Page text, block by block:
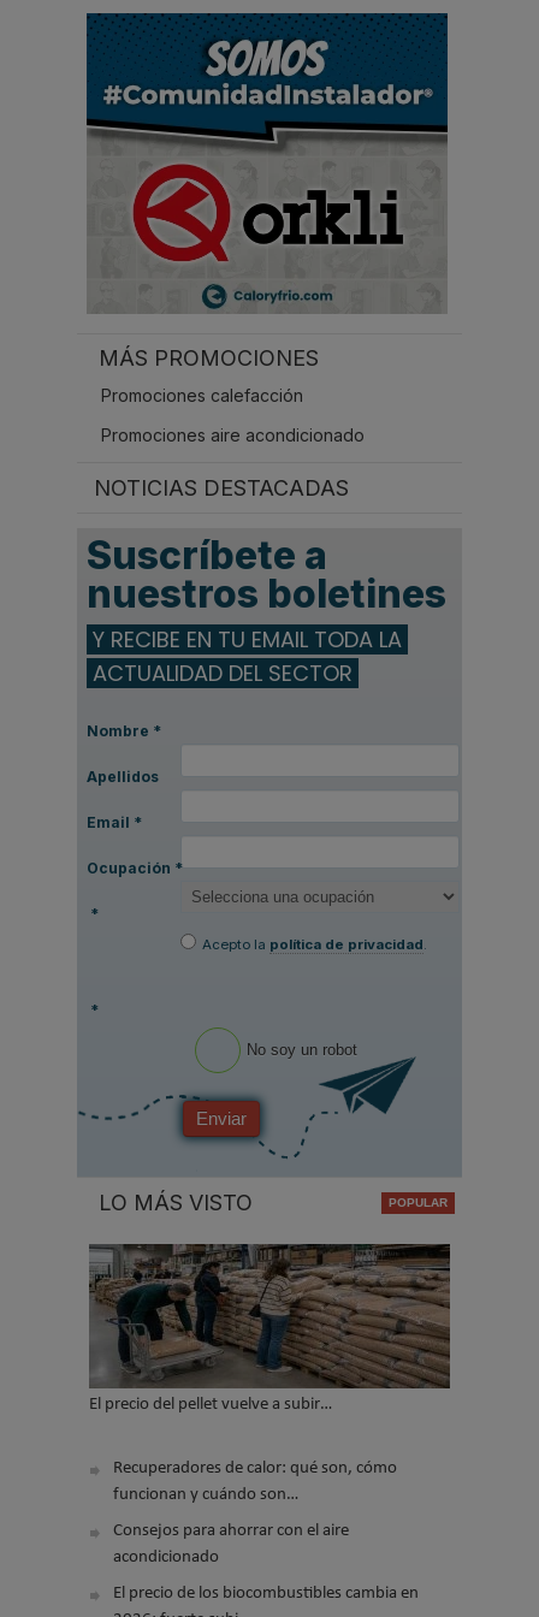
r
.
MÁS PROMOCIONES
Promociones calefacción
Promociones aire acondicionado
NOTICIAS DESTACADAS
Suscríbete a
nuestros boletines
Y RECIBE EN TU EMAIL TODA LA
ACTUALIDAD DEL SECTOR
Nombre *
Apellidos
Email *
Ocupación *
*
Acepto la política de privacidad.
*
No soy un robot
Enviar
LO MÁS VISTO
El precio del pellet vuelve a subir…
Recuperadores de calor: qué son, cómo
funcionan y cuándo son…
Consejos para ahorrar con el aire
acondicionado
El precio de los biocombustibles cambia en